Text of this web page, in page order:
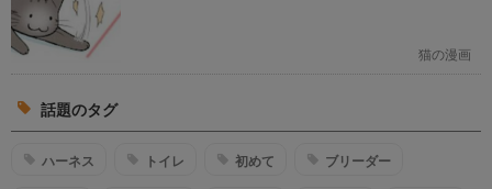
猫の漫画
話題のタグ
ハーネス トイレ 初めて ブリーダー